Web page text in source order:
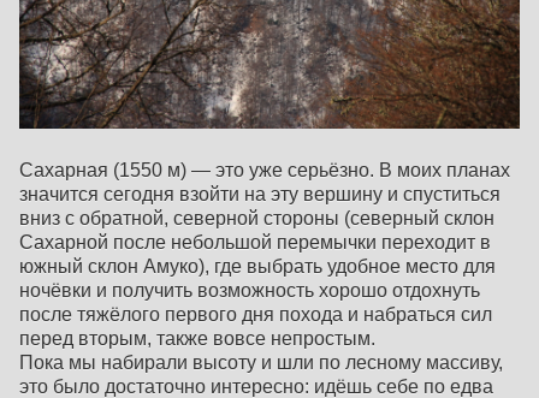
Сахарная (1550 м) — это уже серьёзно. В моих планах
значится сегодня взойти на эту вершину и спуститься
вниз с обратной, северной стороны (северный склон
Сахарной после небольшой перемычки переходит в
южный склон Амуко), где выбрать удобное место для
ночёвки и получить возможность хорошо отдохнуть
после тяжёлого первого дня похода и набраться сил
перед вторым, также вовсе непростым.
Пока мы набирали высоту и шли по лесному массиву,
это было достаточно интересно: идёшь себе по едва